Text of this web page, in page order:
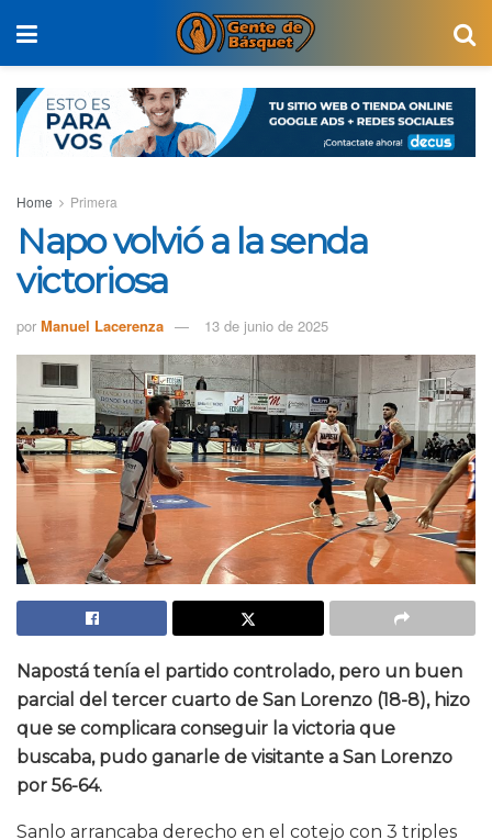
Home Primera
Napo volvió a la senda
victoriosa
por Manuel Lacerenza 13 de junio de 2025
Napostá tenía el partido controlado, pero un buen
parcial del tercer cuarto de San Lorenzo (18-8), hizo
que se complicara conseguir la victoria que
buscaba, pudo ganarle de visitante a San Lorenzo
por 56-64.
Sanlo arrancaba derecho en el cotejo con 3 triples